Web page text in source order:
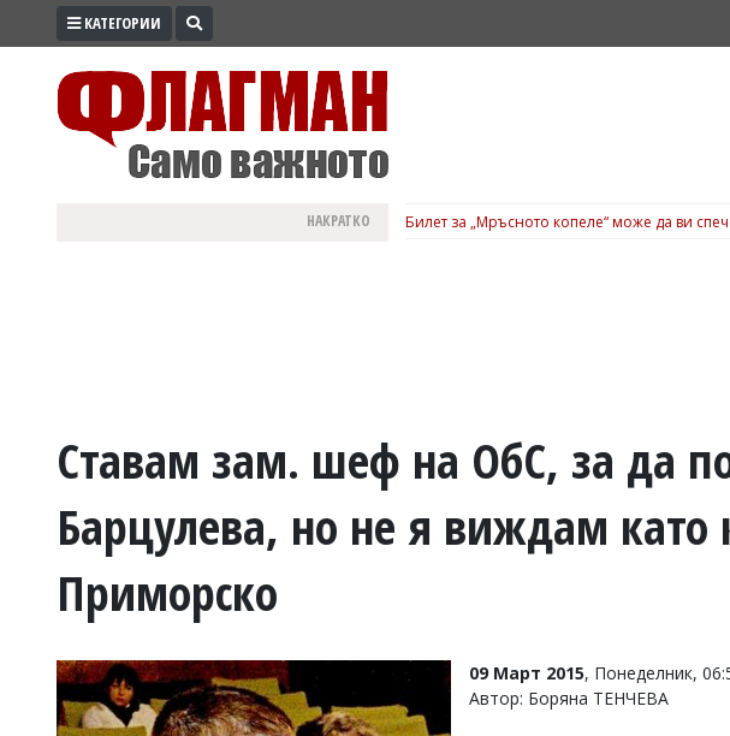
ПРОМО
ВОЙНАТА
УКРАЙНА
РАЗСЛЕДВАНЕ
БИЗНЕС
КАТЕГОРИИ
НАКРАТКО Билет за „Мръсното копеле“ може да ви
Ставам зам. шеф на ОбС, за да
Барцулева, но не я виждам като
Приморско
09 Март 2015, Понеделник,
Автор: Боряна ТЕНЧЕВА